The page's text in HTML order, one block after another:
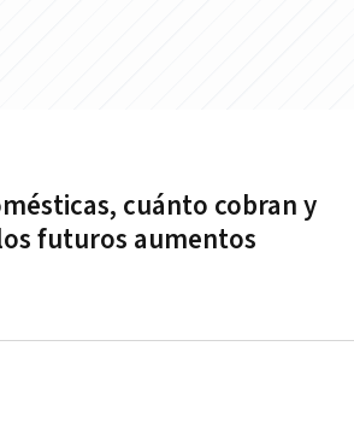
cuánto cobran y
futuros aumentos